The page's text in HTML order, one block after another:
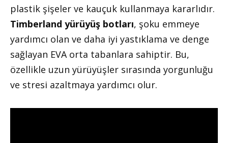
plastik şişeler ve kauçuk kullanmaya kararlıdır.
Timberland yürüyüş botları, şoku emmeye
yardımcı olan ve daha iyi yastıklama ve denge
sağlayan EVA orta tabanlara sahiptir. Bu,
özellikle uzun yürüyüşler sırasında yorgunluğu
ve stresi azaltmaya yardımcı olur.